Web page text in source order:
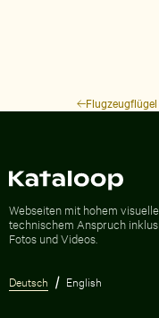
Flugzeugflügel
Webseiten mit hohem
technischem Anspruch
Fotos und Videos.
Deutsch English